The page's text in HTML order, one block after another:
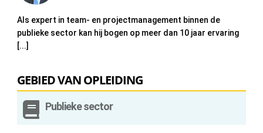
Als expert in team- en projectmanagement binnen de
publieke sector kan hij bogen op meer dan 10 jaar ervaring
[...]
GEBIED VAN OPLEIDING
 Publieke sector